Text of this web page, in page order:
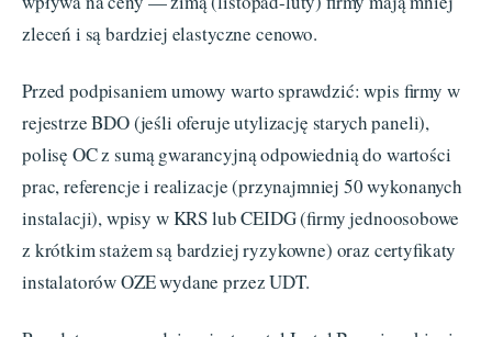
zleceń i są bardziej elastyczne cenowo.
Przed podpisaniem umowy warto sprawdzić: wpis firmy w
rejestrze BDO (jeśli oferuje utylizację starych paneli),
polisę OC z sumą gwarancyjną odpowiednią do wartości
prac, referencje i realizacje (przynajmniej 50 wykonanych
instalacji), wpisy w KRS lub CEIDG (firmy jednoosobowe
z krótkim stażem są bardziej ryzykowne) oraz certyfikaty
instalatorów OZE wydane przez UDT.